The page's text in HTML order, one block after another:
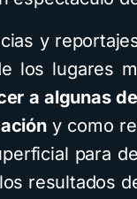
y
los lugares
a algunas
y como
para
resultados